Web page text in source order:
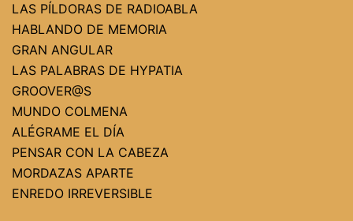
LAS PÍLDORAS DE RADIOABLA
HABLANDO DE MEMORIA
GRAN ANGULAR
LAS PALABRAS DE HYPATIA
GROOVER@S
MUNDO COLMENA
ALÉGRAME EL DÍA
PENSAR CON LA CABEZA
MORDAZAS APARTE
ENREDO IRREVERSIBLE